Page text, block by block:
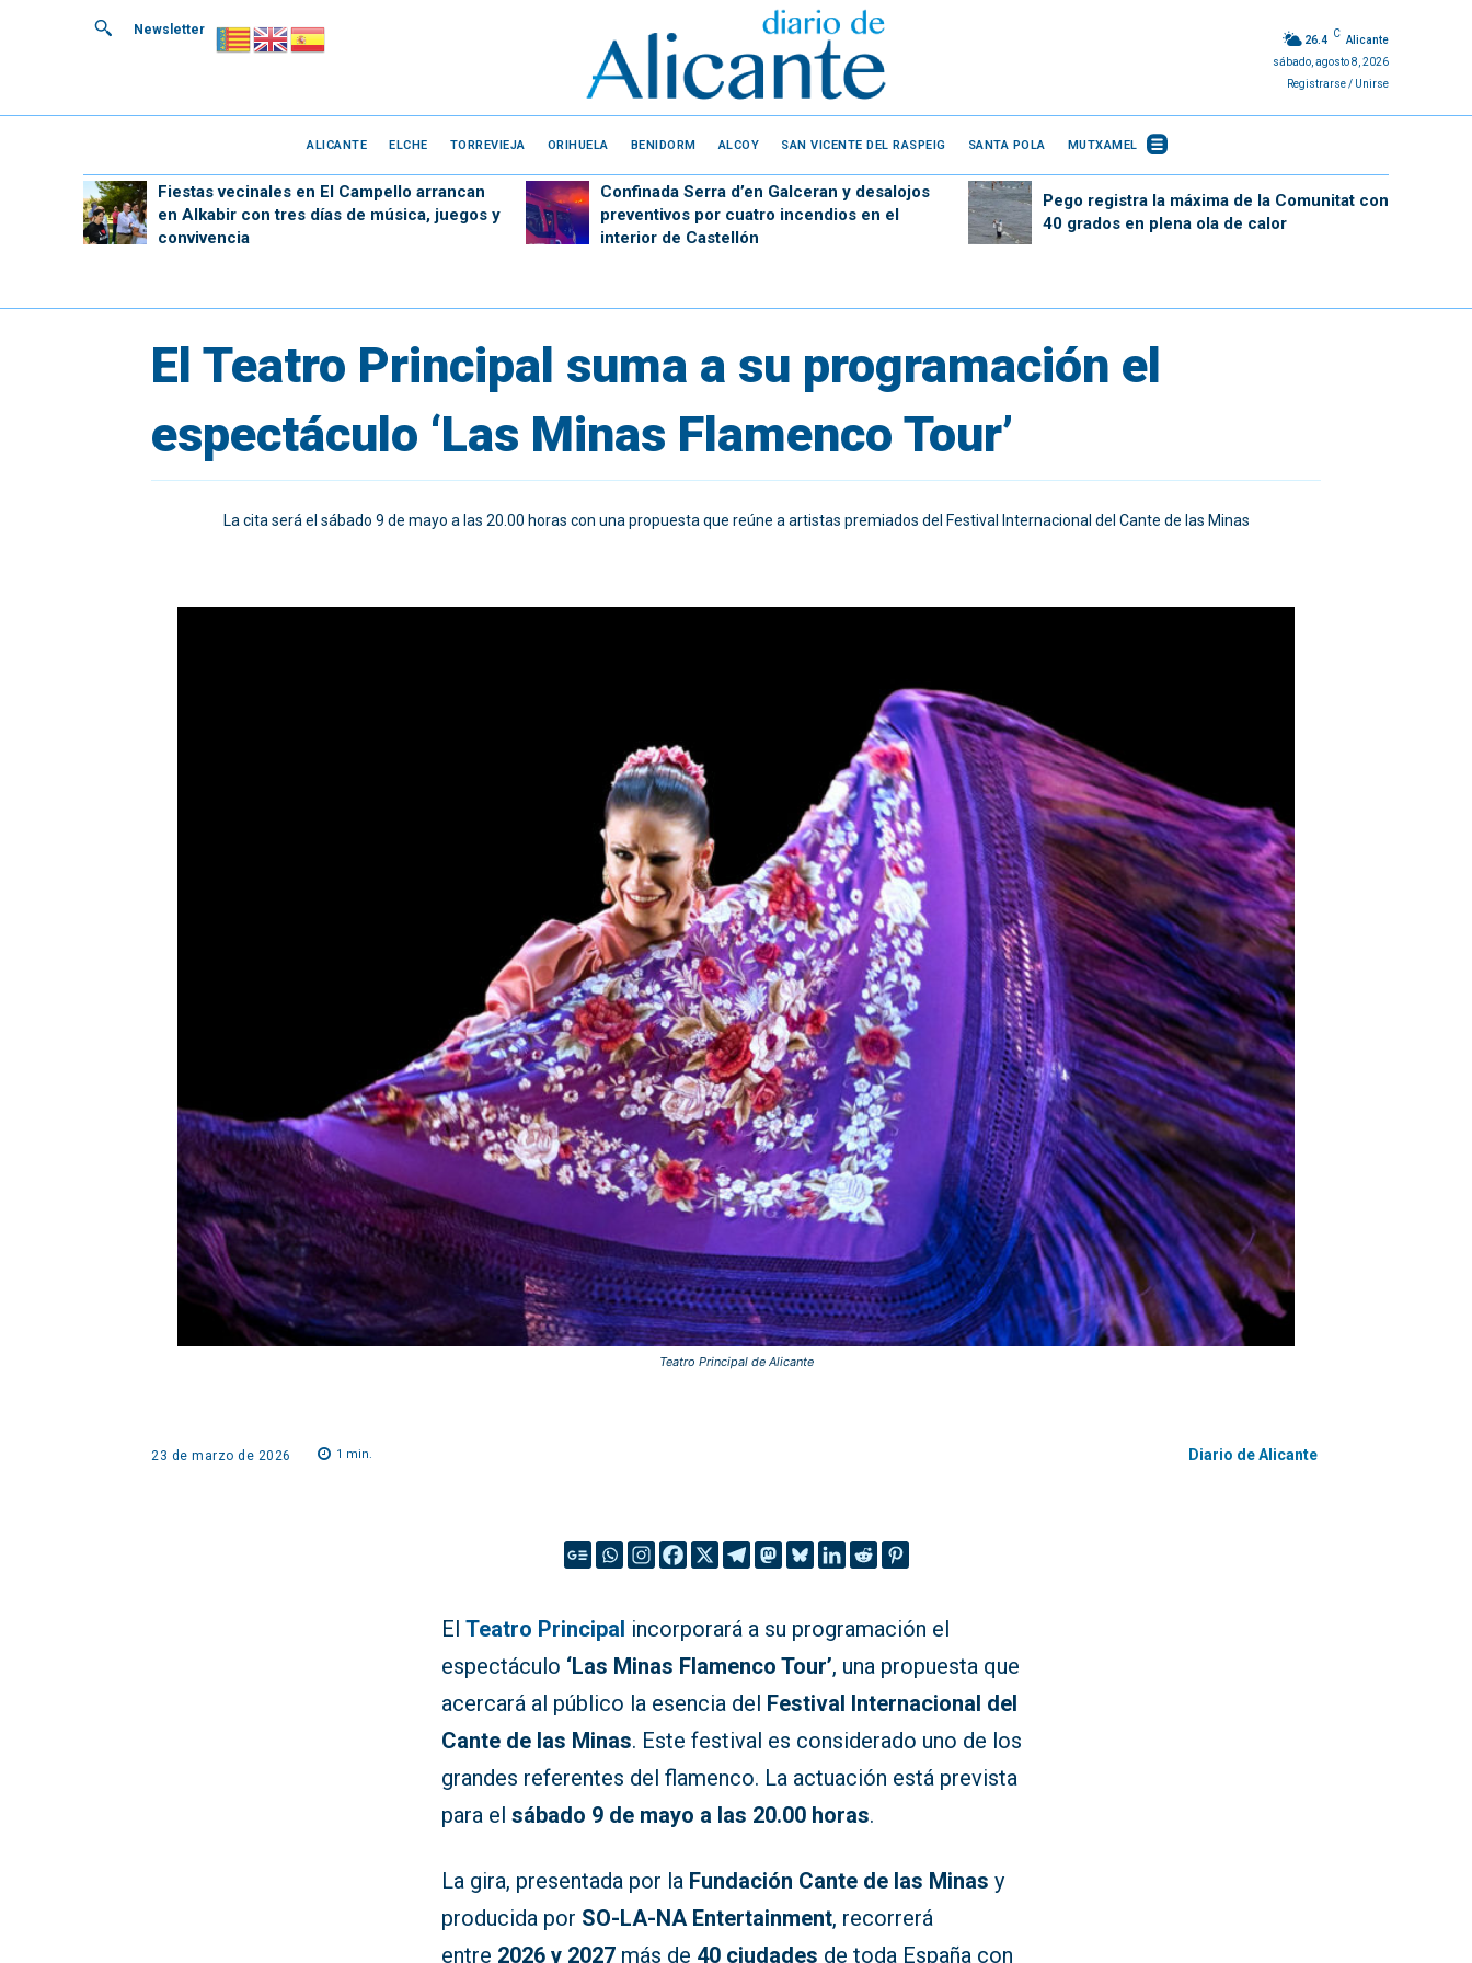
Newsletter
26.4
C
Alicante
sábado, agosto 8, 2026
Registrarse / Unirse
ALICANTE ELCHE TORREVIEJA ORIHUELA BENIDORM ALCOY SAN VICENTE DEL RASPEIG SANTA POLA MUTXAMEL
Fiestas vecinales en El Campello arrancan
en Alkabir con tres días de música, juegos y
convivencia
Confinada Serra d’en Galceran y desalojos
preventivos por cuatro incendios en el
interior de Castellón
Pego registra la máxima de la Comunitat con
40 grados en plena ola de calor
El Teatro Principal suma a su programación el
espectáculo ‘Las Minas Flamenco Tour’
La cita será el sábado 9 de mayo a las 20.00 horas con una propuesta que reúne a artistas premiados del Festival Internacional del Cante de las Minas
Teatro Principal de Alicante
23 de marzo de 2026 1 min. Diario de Alicante
ElTeatro Principal incorporará a su programación el
espectáculo ‘Las Minas Flamenco Tour’, una propuesta que
acercará al público la esencia del Festival Internacional del
Cante de las Minas. Este festival es considerado uno de los
grandes referentes del flamenco. La actuación está prevista
para elsábado 9 de mayo a las 20.00 horas.
La gira, presentada por la Fundación Cante de las Minas y
producida por SO-LA-NA Entertainment, recorrerá
entre 2026 y 2027 más de 40 ciudades de toda España con